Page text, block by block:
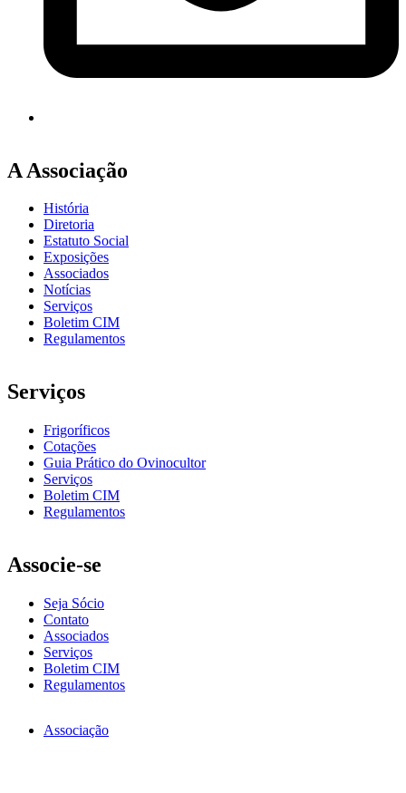
A Associação
História
Diretoria
Estatuto Social
Exposições
Associados
Notícias
Serviços
Boletim CIM
Regulamentos
Serviços
Frigoríficos
Cotações
Guia Prático do Ovinocultor
Serviços
Boletim CIM
Regulamentos
Associe-se
Seja Sócio
Contato
Associados
Serviços
Boletim CIM
Regulamentos
Associação